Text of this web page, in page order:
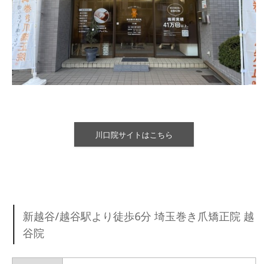
川口院サイトはこちら
新越谷/越谷駅より徒歩6分 埼玉巻き爪矯正院 越
谷院